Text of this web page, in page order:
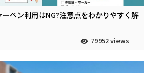
ペン利用はNG?注意点をわかりやすく解
79952 views